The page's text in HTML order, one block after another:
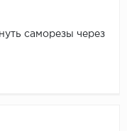
саморезы через